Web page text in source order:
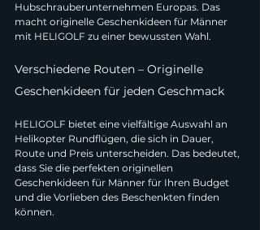
Hubschrauberunternehmen Europas. Das
macht originelle Geschenkideen für Männer
mit HELIGOLF zu einer bewussten Wahl.
Verschiedene Routen – Originelle
Geschenkideen für jeden Geschmack
HELIGOLF bietet eine vielfältige Auswahl an
Helikopter Rundflügen, die sich in Dauer,
Route und Preis unterscheiden. Das bedeutet,
dass Sie die perfekten originellen
Geschenkideen für Männer für Ihren Budget
und die Vorlieben des Beschenkten finden
können.